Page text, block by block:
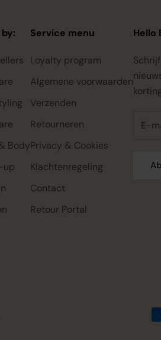
Body
up
Service menu
Loyalty program
Algemene voorwaarden
Verzenden
Retourneren
Privacy & Cookies
Klachtenregeling
Contact
Retour Portal
Hello
Rahua classic conditioner mini,
€0.00 €7.95
Rahua classic shampoo mini,
€0.00 €7.95
Rahua color full shampoo mini,
€0.00 €7.95